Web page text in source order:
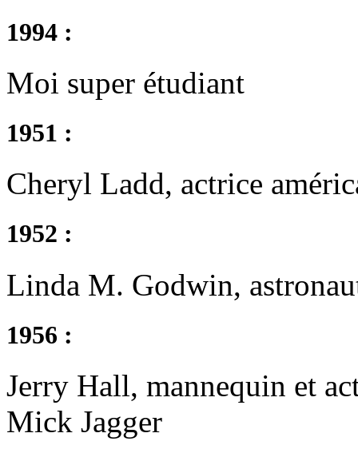
1994 :
Moi super étudiant
1951 :
Cheryl Ladd, actrice
1952 :
Linda M. Godwin,
1956 :
Jerry Hall, mannequin et
Mick Jagger